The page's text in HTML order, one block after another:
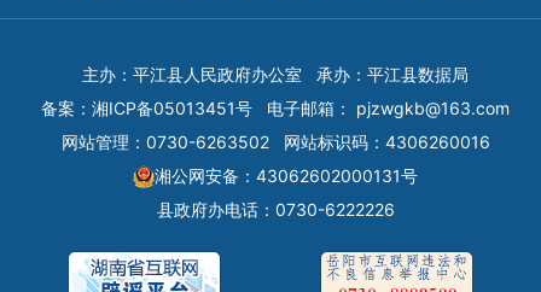
主办：平江县人民政府办公室
承办：平江县数据局
备案： 湘ICP备05013451号 电子邮箱： pjzwgkb@163.com
网站管理：0730-6263502
网站标识码：4306260016
湘公网安备：43062602000131号
县政府办电话：0730-6222226